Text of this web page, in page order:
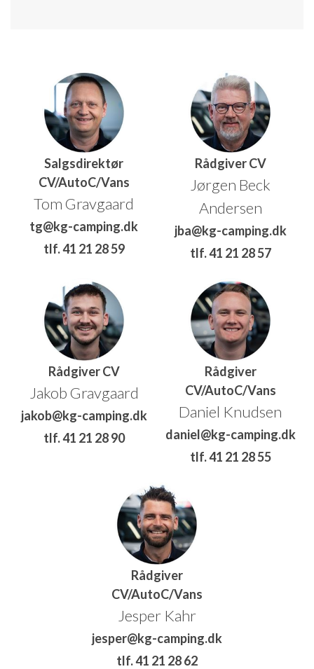
Salgsdirektør
CV/AutoC/Vans
Tom Gravgaard
tg@kg-camping.dk
tlf. 41 21 28 59
Rådgiver CV
Jørgen Beck
Andersen
jba@kg-camping.dk
tlf. 41 21 28 57
Rådgiver CV
Jakob Gravgaard
jakob@kg-camping.dk
tlf. 41 21 28 90
Rådgiver
CV/AutoC/Vans
Daniel Knudsen
daniel@kg-camping.dk
tlf. 41 21 28 55
Rådgiver
CV/AutoC/Vans
Jesper Kahr
jesper@kg-camping.dk
tlf. 41 21 28 62